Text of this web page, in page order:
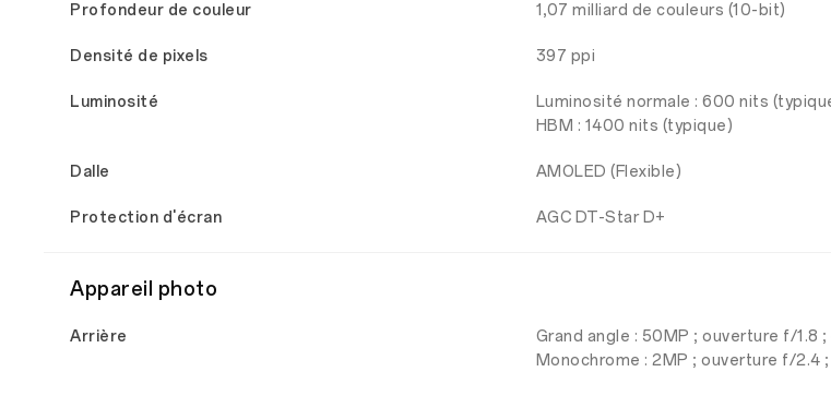
Profondeur de couleur 1,07 milliard de couleurs (10-bit)
Densité de pixels 397 ppi
Luminosité
Luminosité normale : 600 nits
HBM : 1400 nits (typique)
Dalle AMOLED (Flexible)
Protection d'écran AGC DT-Star D+
Appareil photo
Arrière
Grand angle : 50MP ; ouverture f/1.8
Monochrome : 2MP ; ouverture f/2.4